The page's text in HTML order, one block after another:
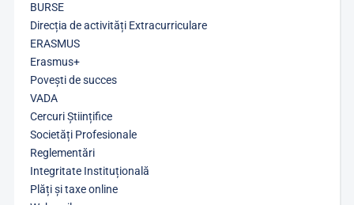
BURSE
Direcția de activități Extracurriculare
ERASMUS
Erasmus+
Povești de succes
VADA
Cercuri Științifice
Societăți Profesionale
Reglementări
Integritate Instituțională
Plăți și taxe online